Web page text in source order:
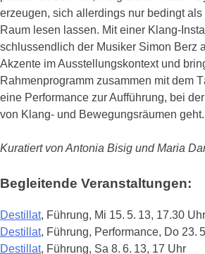
erzeugen, sich allerdings nur bedingt
Raum lesen lassen. Mit einer Klang-
schlussendlich der Musiker Simon Berz
Akzente im Ausstellungskontext und
Rahmenprogramm zusammen mit dem
eine Performance zur Aufführung, bei
von Klang- und Bewegungsräumen geht.
Kuratiert von Antonia Bisig und Maria
Begleitende Veranstaltungen:
Destillat, Führung, Mi 15. 5. 13, 17.30 Uhr
Destillat, Führung, Performance, Do 23.
Destillat, Führung, Sa 8. 6. 13, 17 Uhr